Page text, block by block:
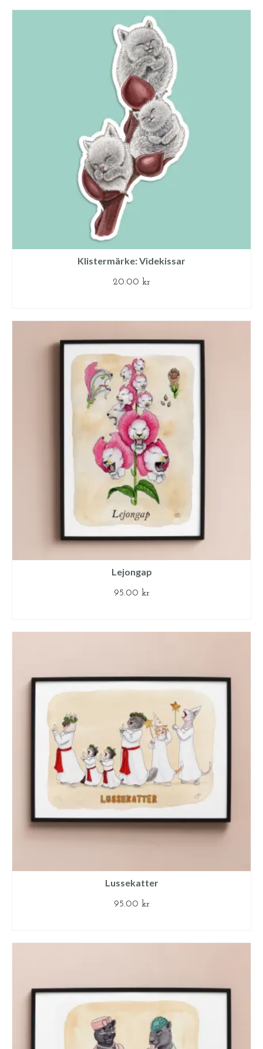
Klistermärke: Videkissar
20.00 kr
Lejongap
95.00 kr
Lussekatter
95.00 kr